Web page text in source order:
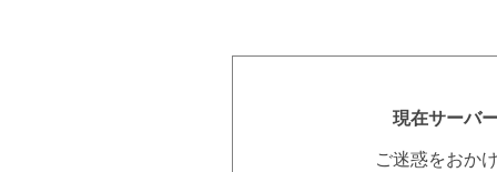
現在サーバ
ご迷惑をおか